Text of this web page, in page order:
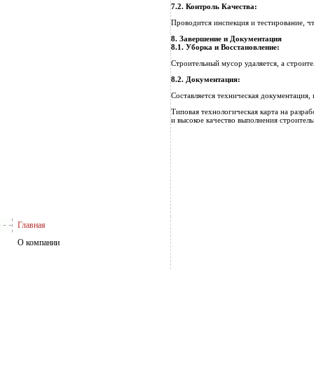
7.2. Контроль Качества:
Проводится инспекция и тестирование,
8. Завершение и Документация
8.1. Уборка и Восстановление:
Строительный мусор удаляется, а
8.2. Документация:
Составляется техническая
Типовая технологическая карта на
и высокое качество выполнения
Главная
О компании